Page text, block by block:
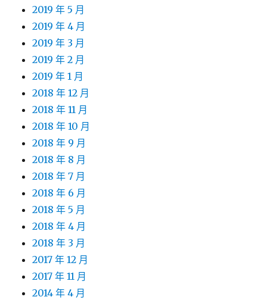
2019 年 5 月
2019 年 4 月
2019 年 3 月
2019 年 2 月
2019 年 1 月
2018 年 12 月
2018 年 11 月
2018 年 10 月
2018 年 9 月
2018 年 8 月
2018 年 7 月
2018 年 6 月
2018 年 5 月
2018 年 4 月
2018 年 3 月
2017 年 12 月
2017 年 11 月
2014 年 4 月